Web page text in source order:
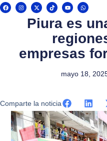
F
a
c
I
n
s
X
-
t
w
T
i
k
t
Y
o
u
t
u
e
W
h
a
p
p
Piura es
empresas
mayo 18,
Comparte la noticia